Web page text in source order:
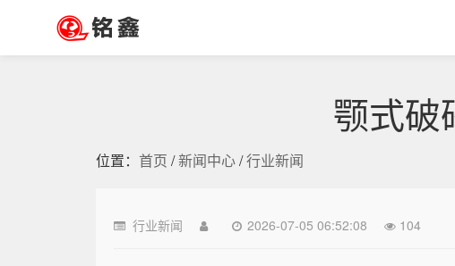
颚式破
位置： 首页 /新闻中心/行业新闻
行业新闻 2026-07-05 06:52:08 104